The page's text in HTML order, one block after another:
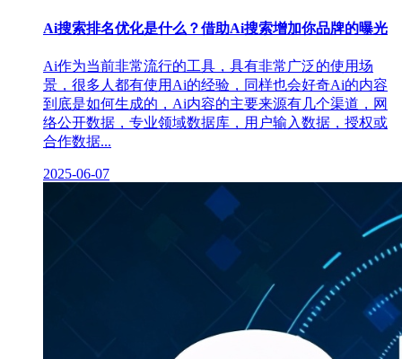
Ai搜索排名优化是什么？借助Ai搜索增加你品牌的曝光
Ai作为当前非常流行的工具，具有非常广泛的使用场
景，很多人都有使用Ai的经验，同样也会好奇Ai的内容
到底是如何生成的，Ai内容的主要来源有几个渠道，网
络公开数据，专业领域数据库，用户输入数据，授权或
合作数据...
2025-06-07